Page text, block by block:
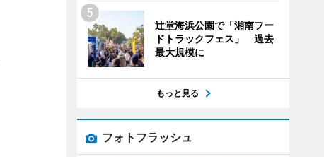
辻堂海浜公園で「湘南フー
ドトラックフェス」 過去
最大規模に
もっと見る
フォトフラッシュ